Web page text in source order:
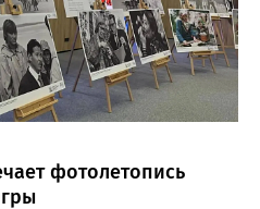
фотолетопись